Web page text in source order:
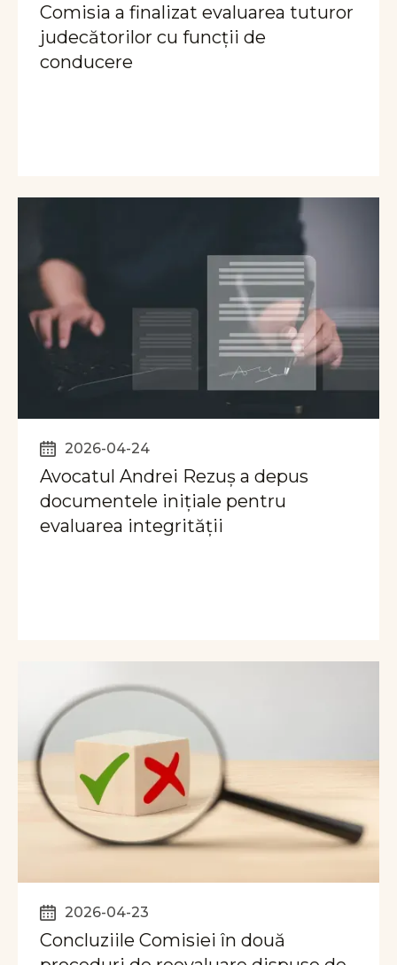
Comisia a finalizat evaluarea tuturor
judecătorilor cu funcții de
conducere
2026-04-24
Avocatul Andrei Rezuș a depus
documentele inițiale pentru
evaluarea integrității
2026-04-23
Concluziile Comisiei în două